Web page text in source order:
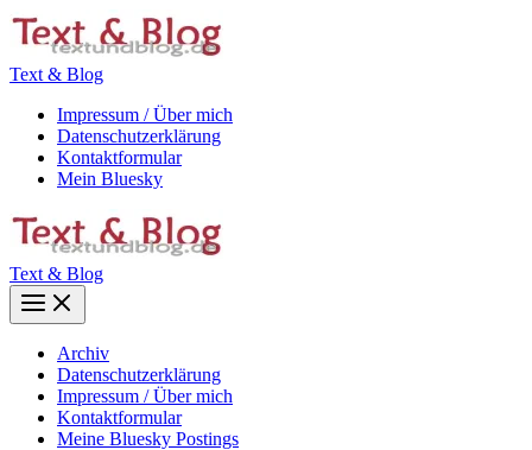
Zum
Inhalt
Text & Blog
Impressum / Über mich
Datenschutzerklärung
Kontaktformular
Mein Bluesky
Text & Blog
Main
Menu
Archiv
Datenschutzerklärung
Impressum / Über mich
Kontaktformular
Meine Bluesky Postings